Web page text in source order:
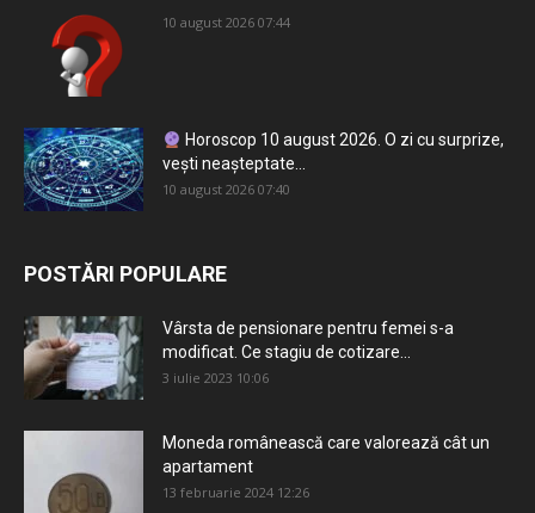
10 august 2026 07:44
Horoscop 10 august 2026. O zi cu surprize,
vești neașteptate...
10 august 2026 07:40
POSTĂRI POPULARE
Vârsta de pensionare pentru femei s-a
modificat. Ce stagiu de cotizare...
3 iulie 2023 10:06
Moneda românească care valorează cât un
apartament
13 februarie 2024 12:26